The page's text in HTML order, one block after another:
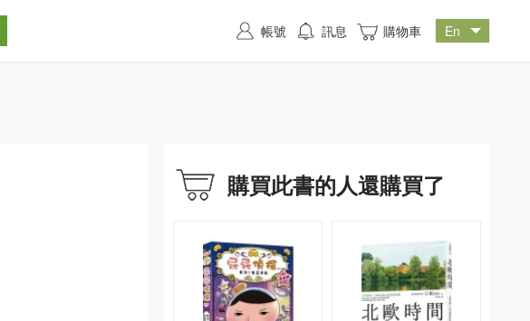
購買此書的人還購買了
帳號 訊息 購物車